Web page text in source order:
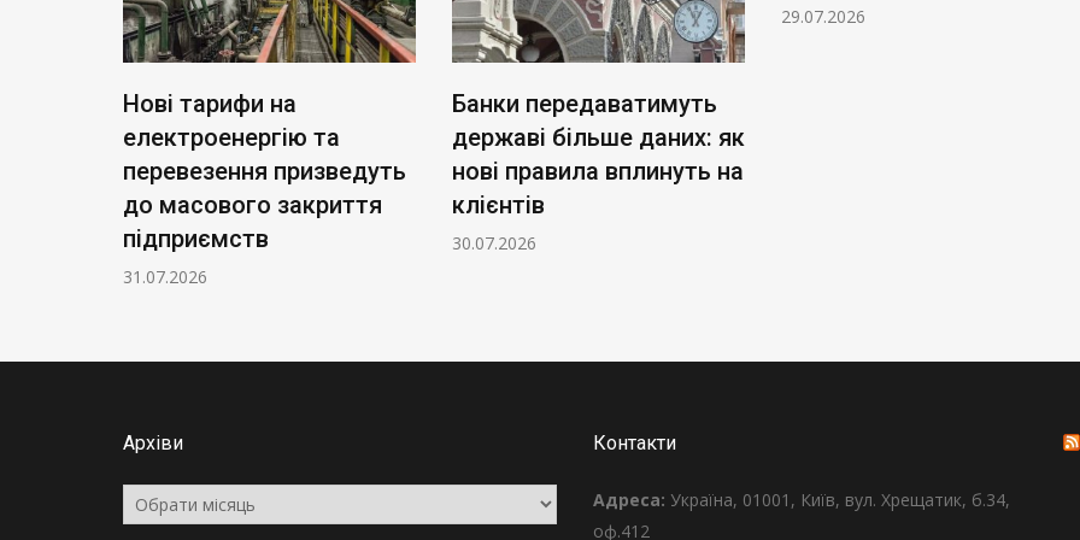
Нові тарифи на
електроенергію та
перевезення призведуть
до масового закриття
підприємств
31.07.2026
Банки передаватимуть
державі більше даних: як
нові правила вплинуть на
клієнтів
30.07.2026
29.07.2026
Архіви
Архіви
Контакти
Адреса: Україна, 01001, Київ, вул. Хрещатик, б.34,
оф.412